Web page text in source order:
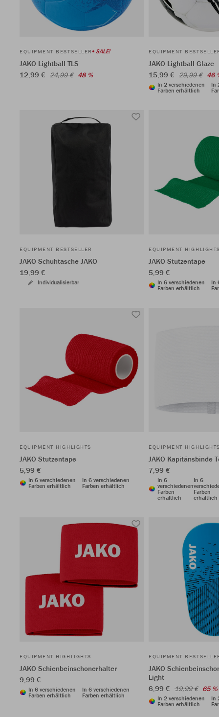
EQUIPMENT BESTSELLER SALE!
JAKO Lightball TLS
12,99 € 24,99 € 48 %
EQUIPMENT
JAKO Lightball Glaze
15,99 € 29,99 € 46
In 2 verschiedenen
Farben erhältlich
In
EQUIPMENT BESTSELLER
JAKO Schuhtasche JAKO
19,99 €
Individualisierbar
EQUIPMENT
JAKO Stutzentape
5,99 €
In 6 verschiedenen
Farben erhältlich
In
EQUIPMENT HIGHLIGHTS
JAKO Stutzentape
5,99 €
In 6 verschiedenen
Farben erhältlich
In 6 verschiedenen
Farben erhältlich
EQUIPMENT
JAKO Kapitänsbinde
7,99 €
In 6
verschiedenen
Farben
erhältlich
In 6
Farben
erhältlich
EQUIPMENT HIGHLIGHTS
JAKO Schienbeinschonerhalter
9,99 €
In 6 verschiedenen
Farben erhältlich
In 6 verschiedenen
Farben erhältlich
EQUIPMENT
JAKO
Light
6,99 € 19,99 € 65 %
In 2 verschiedenen
Farben erhältlich
In